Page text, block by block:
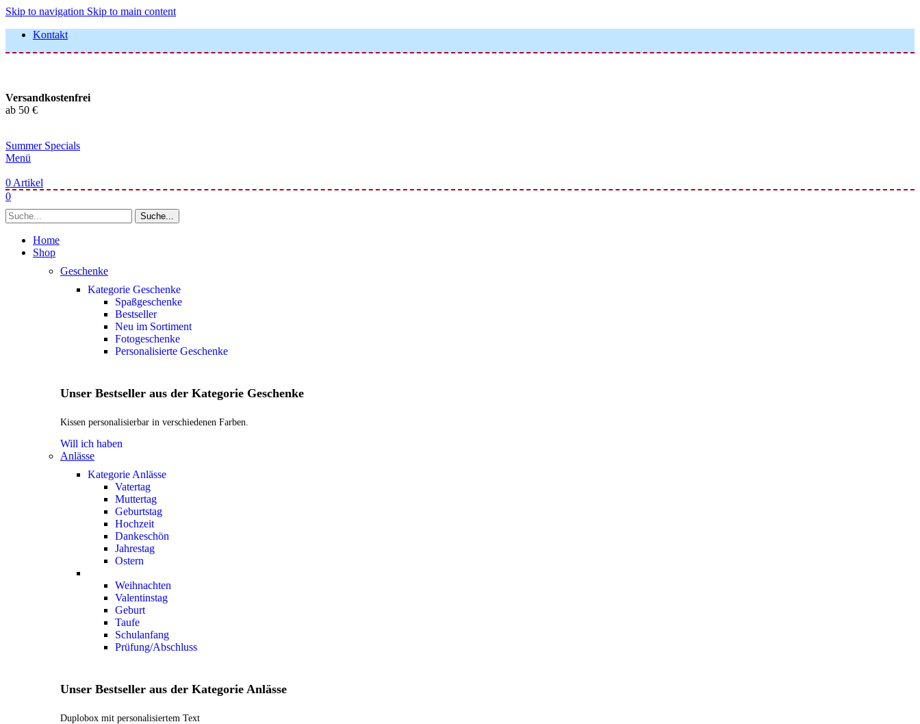
Skip to navigation Skip to main content
Kontakt
Versandkostenfrei
ab 50 €
Summer Specials
Menü
0 Artikel
0
Suche...
Home
Shop
Geschenke
Kategorie Geschenke
Spaßgeschenke
Bestseller
Neu im Sortiment
Fotogeschenke
Personalisierte Geschenke
Unser Bestseller aus der Kategorie Geschenke
Kissen personalisierbar in verschiedenen Farben.
Will ich haben
Anlässe
Kategorie Anlässe
Vatertag
Muttertag
Geburtstag
Hochzeit
Dankeschön
Jahrestag
Ostern
Weihnachten
Valentinstag
Geburt
Taufe
Schulanfang
Prüfung/Abschluss
Unser Bestseller aus der Kategorie Anlässe
Duplobox mit personalisiertem Text